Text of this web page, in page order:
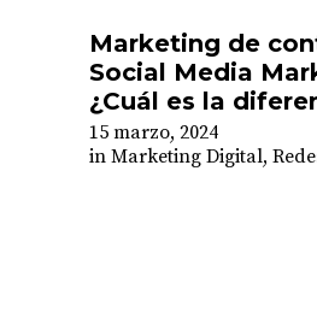
Marketing de
Social Media
¿Cuál es la
15 marzo, 2024
in Marketing Digital,